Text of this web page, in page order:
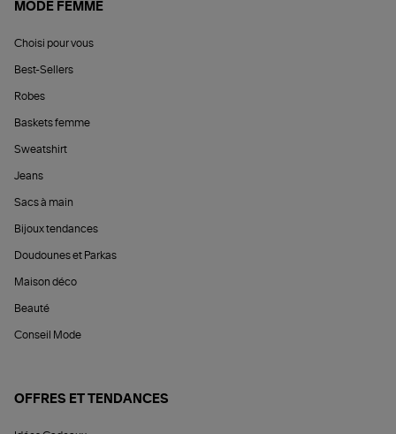
MODE FEMME
Choisi pour vous
Best-Sellers
Robes
Baskets femme
Sweatshirt
Jeans
Sacs à main
Bijoux tendances
Doudounes et Parkas
Maison déco
Beauté
Conseil Mode
OFFRES ET TENDANCES